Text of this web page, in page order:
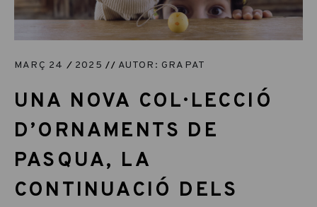
MARÇ 24 2025 AUTOR: GRAPAT
UNA NOVA COL·LECCIÓ
D’ORNAMENTS DE
PASQUA, LA
CONTINUACIÓ DELS